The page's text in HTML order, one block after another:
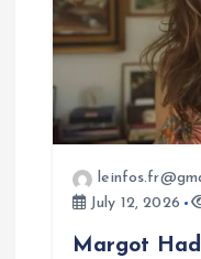
a
t
July 12, 2026
Margot